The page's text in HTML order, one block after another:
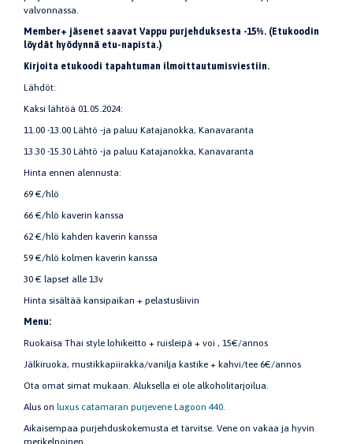
valvonnassa.
Member+ jäsenet saavat Vappu purjehduksesta -15%. (Etukoodin
löydät hyödynnä etu-napista.)
Kirjoita etukoodi tapahtuman ilmoittautumisviestiin.
Lähdöt:
Kaksi lähtöä 01.05.2024:
11.00 -13.00 Lähtö -ja paluu Katajanokka, Kanavaranta
13.30 -15.30 Lähtö -ja paluu Katajanokka, Kanavaranta
Hinta ennen alennusta:
69 €/hlö
66 €/hlö kaverin kanssa
62 €/hlö kahden kaverin kanssa
59 €/hlö kolmen kaverin kanssa
30 € lapset alle 13v
Hinta sisältää kansipaikan + pelastusliivin
Menu:
Ruokaisa Thai style lohikeitto + ruisleipä + voi , 15€/annos
Jälkiruoka, mustikkapiirakka/vanilja kastike + kahvi/tee 6€/annos
Ota omat simat mukaan. Aluksella ei ole alkoholitarjoilua.
Alus on luxus catamaran purjevene Lagoon 440.
Aikaisempaa purjehduskokemusta et tarvitse. Vene on vakaa ja hyvin
merikelpoinen.